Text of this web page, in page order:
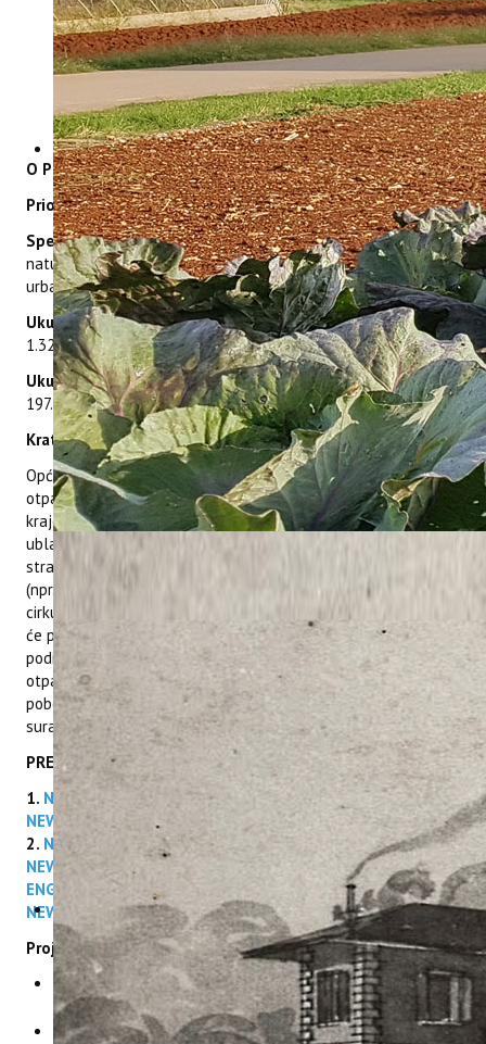
O PROJEKTU:
Prioritet 2:Green and resilient shared environment
Specifični cilj 2.2:Enhancing protection and preservation of
nature, biodiversity and green infrastructure, including in
urban areas, and reducing all forms of pollution
Ukupni budžet projekta:1.657.742 eura, od toga je
1.326.193,78 eura iz ERDF fonda (80 %)
Ukupni budžet IPTPO-a:246.984,68 eura, od toga je
197.587,74 eura iz ERDF fonda (80 %)
Kratak opis projekta:
Opći cilj projekta WASTEREDUCE je poboljšati upravljanje
otpadom u zaštićenim i Natura 2000 područjima, korištenjem
krajobraznog pristupa za praćenje, sprječavanje, smanjenje i
ublažavanje utjecaja otpada. Naglasak je na poboljšanim
strategijama upravljanja otpadom i inovativnim rješenjima
(npr. digitalna rješenja) koja podupiru upravljanje otpadom i
cirkularnost. Očekivane promjene koje će projekt polučiti, bit
će poboljšanje politike i prakse upravljanja otpadom,
podizanje svijesti i promjena ljudskog ponašanja prema
otpadu, smanjenje troškova upravljanja otpadom i
poboljšanje prekogranične, nacionalne, regionalne i lokalne
suradnje (javni i privatni sektor).
PREUZMITE BILTENE PROJEKTA
1. NEWSLETTER HR 1 /NEWSLETTER ENG 1 /
NEWSLETTER ITA 1
2. NEWSLETTER HR 2/ NEWSLETTER ENG 2
NEWSLETTER ITA 2
3. NEWSLETTER HR 3 /
NEWSLETTER
ENG 3
/ NEWSLETTER ITA 3
4. NEWSLETTER HR 4 /
NEWSLETTER ENG 4/ NEWSLETTER ITA 3
Projektni partneri su:
Institut za poljoprivredu i tuirzam - IPTPO (Hrvatska) –
vodeći projektni partner
Istarska županija – IŽ (Hrvatska)